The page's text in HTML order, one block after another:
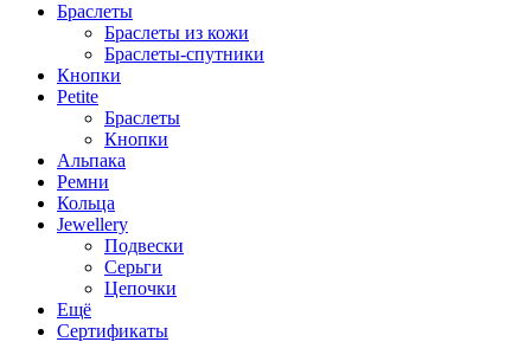
Браслеты
Браслеты из кожи
Браслеты-спутники
Кнопки
Petite
Браслеты
Кнопки
Альпака
Ремни
Кольца
Jewellery
Подвески
Серьги
Цепочки
Ещё
Сертификаты